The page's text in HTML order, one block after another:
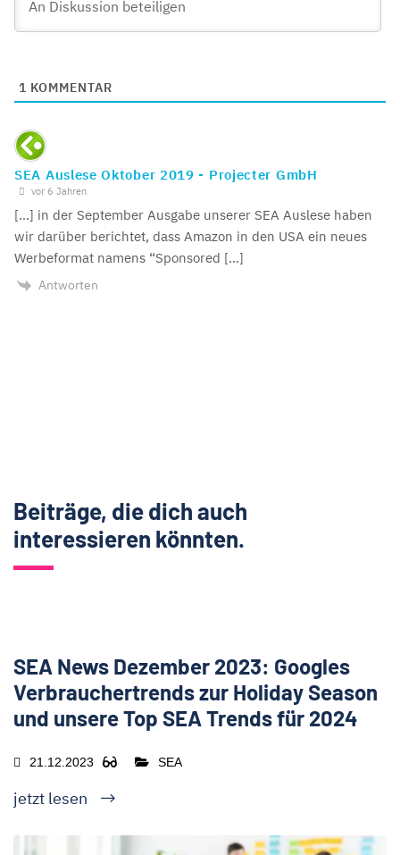
1 KOMMENTAR
SEA Auslese Oktober 2019 - Projecter GmbH
vor 6 Jahren
[…] in der September Ausgabe unserer SEA Auslese haben
wir darüber berichtet, dass Amazon in den USA ein neues
Werbeformat namens “Sponsored […]
Antworten
Beiträge, die dich auch
interessieren könnten.
SEA News Dezember 2023: Googles
Verbrauchertrends zur Holiday Season
und unsere Top SEA Trends für 2024
21.12.2023 SEA
jetzt lesen